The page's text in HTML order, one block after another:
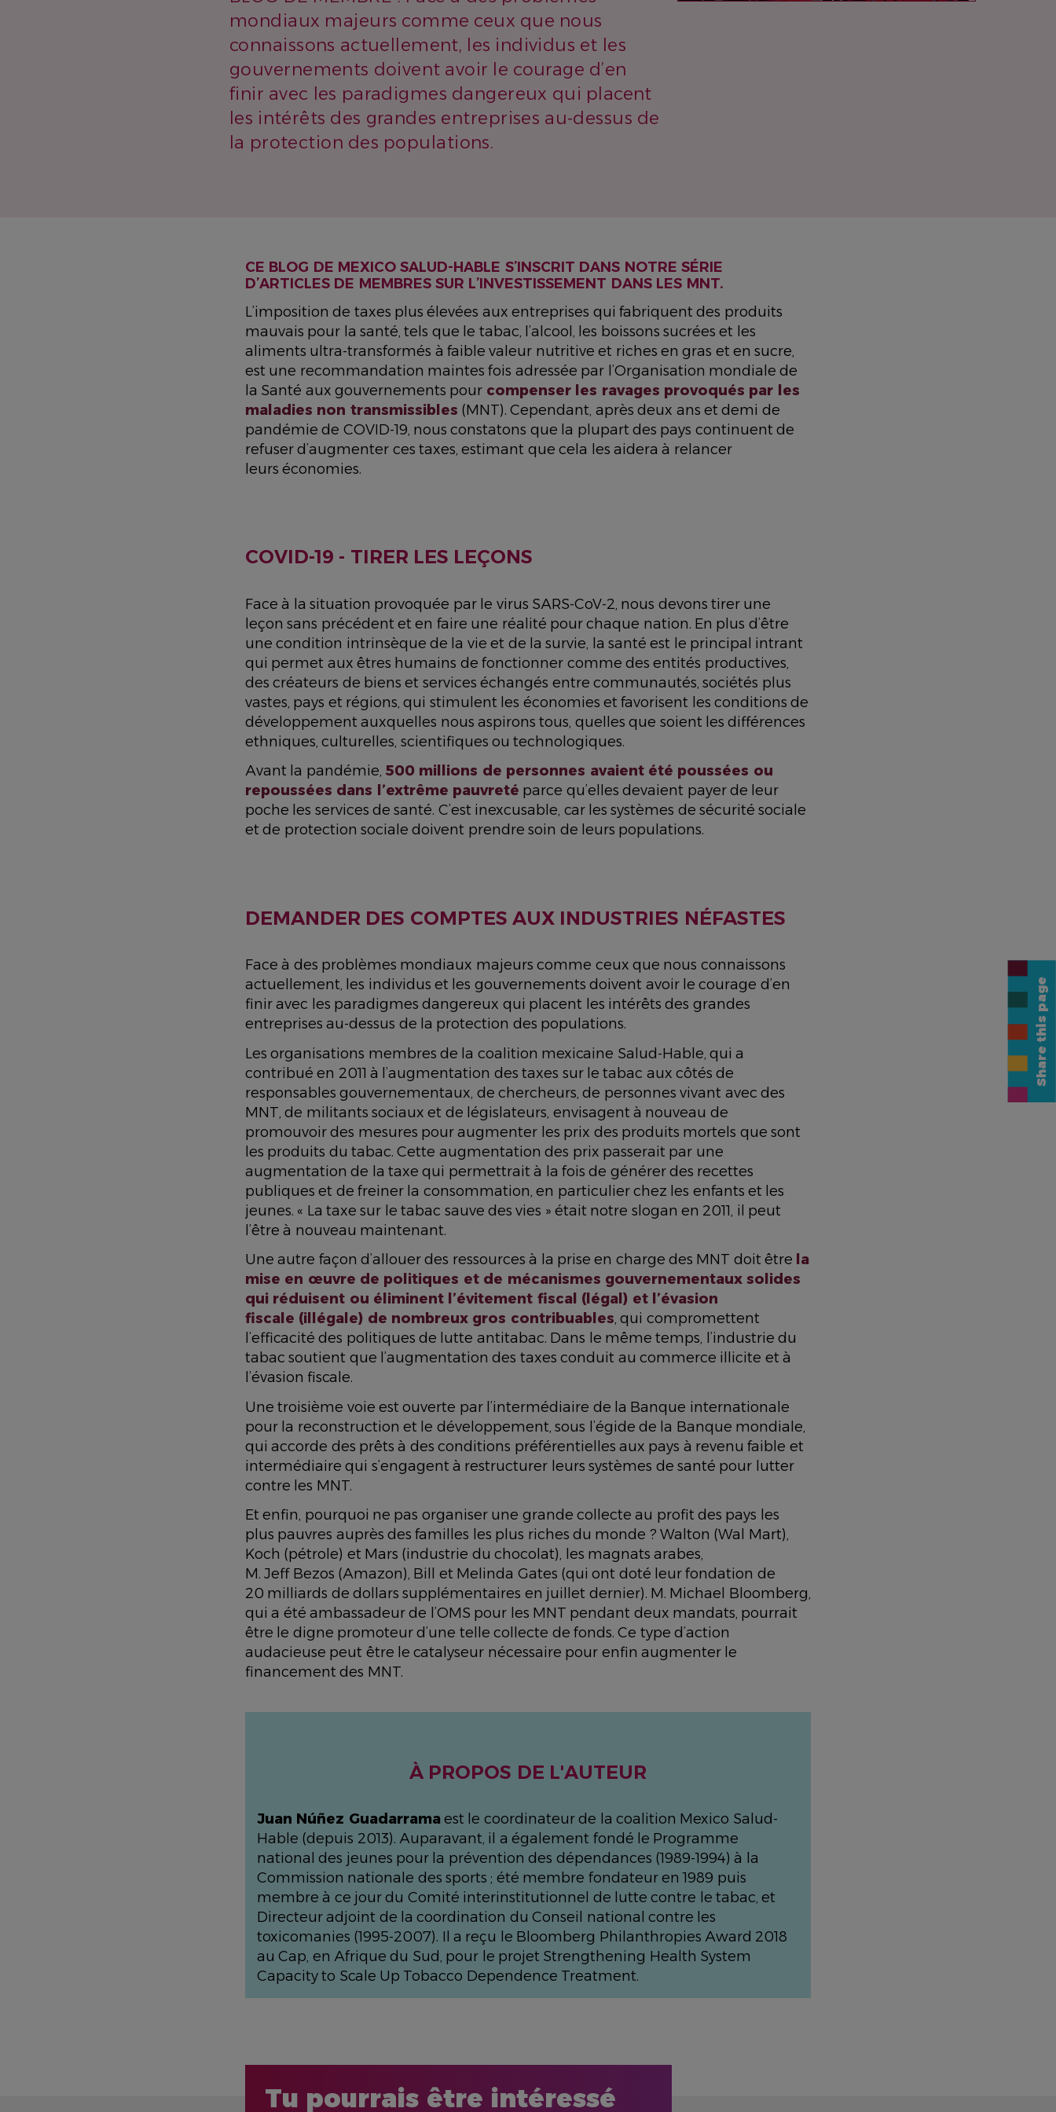
mondiaux majeurs comme ceux que nous
connaissons actuellement, les individus et les
gouvernements doivent avoir le courage d’en
finir avec les paradigmes dangereux qui placent
les intérêts des grandes entreprises au-dessus de
la protection des populations.
CE BLOG DE MEXICO SALUD-HABLE S’INSCRIT DANS NOTRE SÉRIE
D’ARTICLES DE MEMBRES SUR L’INVESTISSEMENT DANS LES MNT.
L’imposition de taxes plus élevées aux entreprises qui fabriquent des produits
mauvais pour la santé, tels que le tabac, l’alcool, les boissons sucrées et les
aliments ultra-transformés à faible valeur nutritive et riches en gras et en sucre,
est une recommandation maintes fois adressée par l’Organisation mondiale de
la Santé aux gouvernements pour compenser les ravages provoqués par les
maladies non transmissibles (MNT). Cependant, après deux ans et demi de
pandémie de COVID-19, nous constatons que la plupart des pays continuent de
refuser d’augmenter ces taxes, estimant que cela les aidera à relancer
leurs économies.
COVID-19 - TIRER LES LEÇONS
Face à la situation provoquée par le virus SARS-CoV-2, nous devons tirer une
leçon sans précédent et en faire une réalité pour chaque nation. En plus d’être
une condition intrinsèque de la vie et de la survie, la santé est le principal intrant
qui permet aux êtres humains de fonctionner comme des entités productives,
des créateurs de biens et services échangés entre communautés, sociétés plus
vastes, pays et régions, qui stimulent les économies et favorisent les conditions de
développement auxquelles nous aspirons tous, quelles que soient les différences
ethniques, culturelles, scientifiques ou technologiques.
Avant la pandémie, 500 millions de personnes avaient été poussées ou
repoussées dans l’extrême pauvreté parce qu’elles devaient payer de leur
poche les services de santé. C’est inexcusable, car les systèmes de sécurité sociale
et de protection sociale doivent prendre soin de leurs populations.
DEMANDER DES COMPTES AUX INDUSTRIES NÉFASTES
Face à des problèmes mondiaux majeurs comme ceux que nous connaissons
actuellement, les individus et les gouvernements doivent avoir le courage d’en
finir avec les paradigmes dangereux qui placent les intérêts des grandes
entreprises au-dessus de la protection des populations.
Les organisations membres de la coalition mexicaine Salud-Hable, qui a
contribué en 2011 à l’augmentation des taxes sur le tabac aux côtés de
responsables gouvernementaux, de chercheurs, de personnes vivant avec des
MNT, de militants sociaux et de législateurs, envisagent à nouveau de
promouvoir des mesures pour augmenter les prix des produits mortels que sont
les produits du tabac. Cette augmentation des prix passerait par une
augmentation de la taxe qui permettrait à la fois de générer des recettes
publiques et de freiner la consommation, en particulier chez les enfants et les
jeunes. « La taxe sur le tabac sauve des vies » était notre slogan en 2011, il peut
l’être à nouveau maintenant.
Une autre façon d’allouer des ressources à la prise en charge des MNT doit être la
mise en œuvre de politiques et de mécanismes gouvernementaux solides
qui réduisent ou éliminent l’évitement fiscal (légal) et l’évasion
fiscale (illégale) de nombreux gros contribuables, qui compromettent
l’efficacité des politiques de lutte antitabac. Dans le même temps, l’industrie du
tabac soutient que l’augmentation des taxes conduit au commerce illicite et à
l’évasion fiscale.
Une troisième voie est ouverte par l’intermédiaire de la Banque internationale
pour la reconstruction et le développement, sous l’égide de la Banque mondiale,
qui accorde des prêts à des conditions préférentielles aux pays à revenu faible et
intermédiaire qui s’engagent à restructurer leurs systèmes de santé pour lutter
contre les MNT.
Et enfin, pourquoi ne pas organiser une grande collecte au profit des pays les
plus pauvres auprès des familles les plus riches du monde ? Walton (Wal Mart),
Koch (pétrole) et Mars (industrie du chocolat), les magnats arabes,
M. Jeff Bezos (Amazon), Bill et Melinda Gates (qui ont doté leur fondation de
20 milliards de dollars supplémentaires en juillet dernier). M. Michael Bloomberg,
qui a été ambassadeur de l’OMS pour les MNT pendant deux mandats, pourrait
être le digne promoteur d’une telle collecte de fonds. Ce type d’action
audacieuse peut être le catalyseur nécessaire pour enfin augmenter le
financement des MNT.
À PROPOS DE L'AUTEUR
Juan Núñez Guadarramaest le coordinateur de la coalition Mexico Salud-
Hable (depuis 2013). Auparavant, il a également fondé le Programme
national des jeunes pour la prévention des dépendances (1989-1994) à la
Commission nationale des sports ; été membre fondateur en 1989 puis
membre à ce jour du Comité interinstitutionnel de lutte contre le tabac, et
Directeur adjoint de la coordination du Conseil national contre les
toxicomanies (1995-2007). Il a reçu le Bloomberg Philanthropies Award 2018
au Cap, en Afrique du Sud, pour le projet Strengthening Health System
Capacity to Scale Up Tobacco Dependence Treatment.
Tu pourrais être intéressé
Share this page